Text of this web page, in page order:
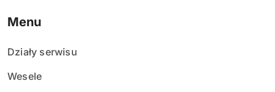
Menu
Działy serwisu
Wesele